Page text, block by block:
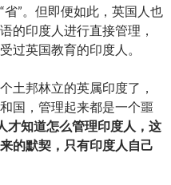
”。但即便如此，英国人也
的印度人进行直接管理，
过英国教育的印度人。
土邦林立的英属印度了，
国，管理起来都是一个噩
才知道怎么管理印度人，这
的默契，只有印度人自己